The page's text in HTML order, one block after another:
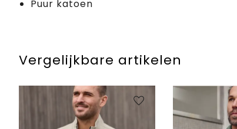
Puur katoen
Vergelijkbare artikelen